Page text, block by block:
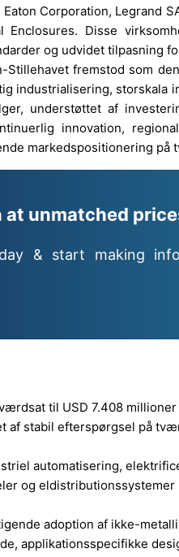
Corporation, Legrand
Disse
og udvidet tilpasning
fremstod som
industrialisering, storskala
understøttet af
innovation,
markedspositionering på
unmatched
& start making
til USD 7.408
af stabil efterspørgsel på
automatisering,
og
adoption af ikke-
applikationsspecifikke